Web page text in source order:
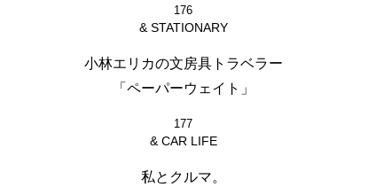
176
& STATIONARY
小林エリカの文房具トラベラー
「ペーパーウェイト」
177
& CAR LIFE
私とクルマ。